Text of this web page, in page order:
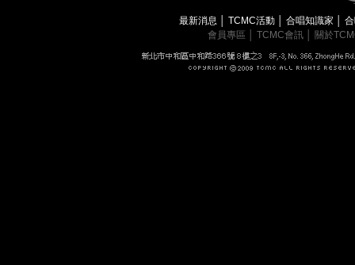
最新消息 TCMC活動 合唱知識家
會員專區
TCMC會訊 關於